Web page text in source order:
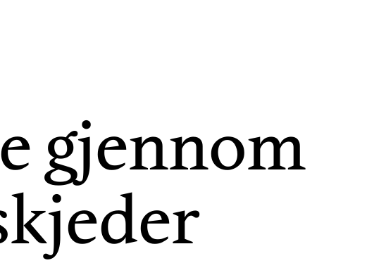
gjennom